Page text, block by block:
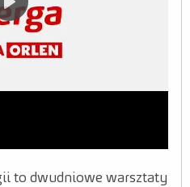
to dwudniowe warsztaty